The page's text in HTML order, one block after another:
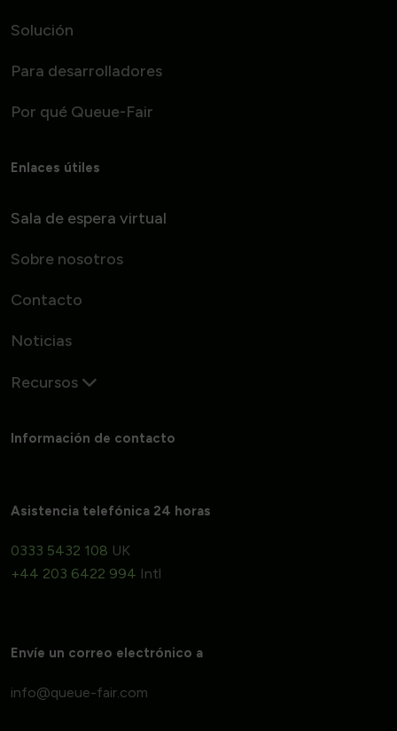
Solución
Para desarrolladores
Por qué Queue-Fair
Enlaces útiles
Sala de espera virtual
Sobre nosotros
Contacto
Noticias
Recursos
Información de contacto
Asistencia telefónica 24 horas
0333 5432 108 UK
+44 203 6422 994 Intl
Envíe un correo electrónico a